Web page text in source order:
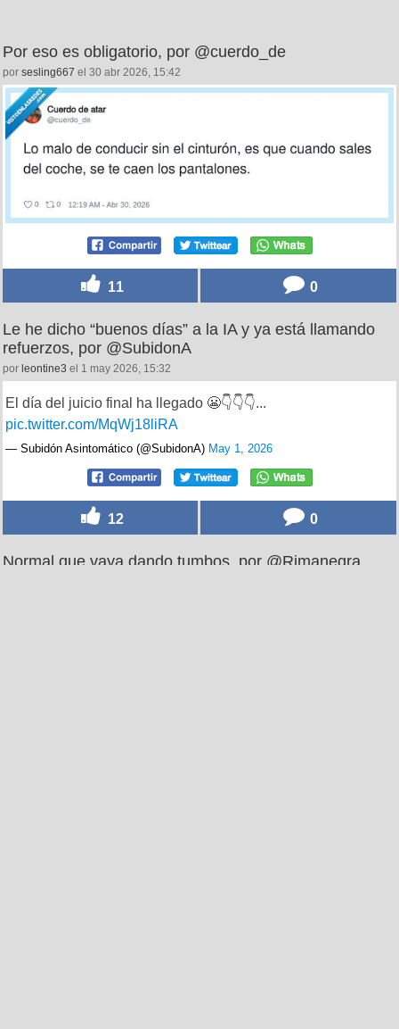
Por eso es obligatorio, por @cuerdo_de
por sesling667 el 30 abr 2026, 15:42
11 0
Le he dicho “buenos días” a la IA y ya está llamando
refuerzos, por @SubidonA
por leontine3 el 1 may 2026, 15:32
El día del juicio final ha llegado 😬👇👇👇...
pic.twitter.com/MqWj18liRA
— Subidón Asintomático (@SubidonA) May 1, 2026
12 0
Normal que vaya dando tumbos, por @Rimanegra_